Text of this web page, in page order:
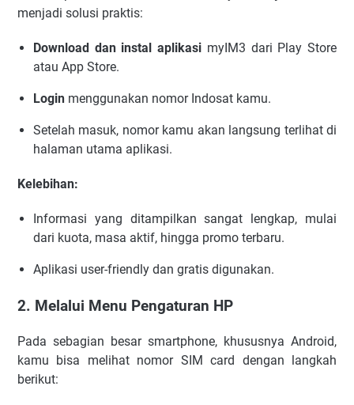
menjadi solusi praktis:
Download dan instal aplikasi myIM3 dari Play Store
atau App Store.
Login menggunakan nomor Indosat kamu.
Setelah masuk, nomor kamu akan langsung terlihat di
halaman utama aplikasi.
Kelebihan:
Informasi yang ditampilkan sangat lengkap, mulai
dari kuota, masa aktif, hingga promo terbaru.
Aplikasi user-friendly dan gratis digunakan.
2. Melalui Menu Pengaturan HP
Pada sebagian besar smartphone, khususnya Android,
kamu bisa melihat nomor SIM card dengan langkah
berikut: